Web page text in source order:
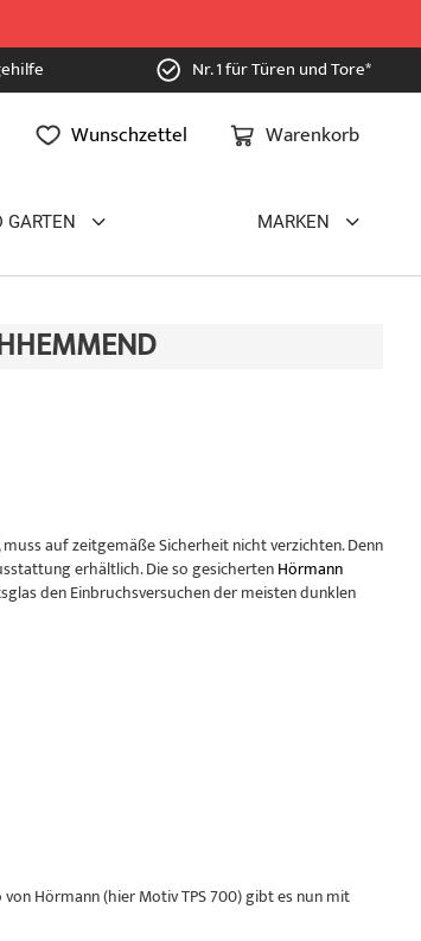
Nr. 1 für Türen und Tore*
Warenkorb
Wunschzettel
GARTEN MARKEN
auf zeitgemäße Sicherheit nicht verzichten. Denn
erhältlich. Die so gesichertenHörmann
den Einbruchsversuchen der meisten dunklen
Hörmann (hier Motiv TPS 700) gibt es nun mit